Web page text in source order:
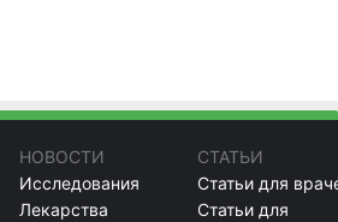
НОВОСТИ
Исследования
Лекарства
СТАТЬИ
Статьи для
Статьи для